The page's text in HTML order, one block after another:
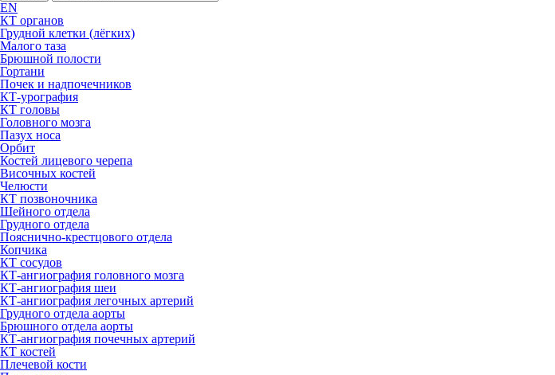
EN
КТ органов
Грудной клетки (лёгких)
Малого таза
Брюшной полости
Гортани
Почек и надпочечников
КТ-урография
КТ головы
Головного мозга
Пазух носа
Орбит
Костей лицевого черепа
Височных костей
Челюсти
КТ позвоночника
Шейного отдела
Грудного отдела
Пояснично-крестцового отдела
Копчика
КТ сосудов
КТ-ангиография головного мозга
КТ-ангиография шеи
КТ-ангиография легочных артерий
Грудного отдела аорты
Брюшного отдела аорты
КТ-ангиография почечных артерий
КТ костей
Плечевой кости